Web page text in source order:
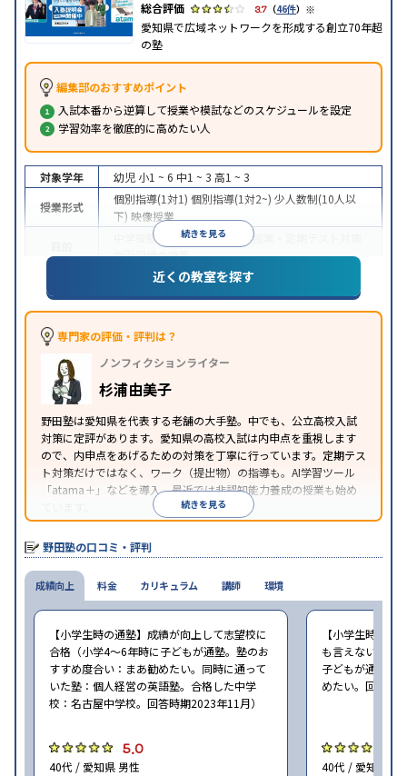
3.7 （46件） ※
愛知県で広域ネットワークを形成する創立70年超
の塾
編集部のおすすめポイント
入試本番から逆算して授業や模試などのスケジュールを設定
学習効率を徹底的に高めたい人
続きを見る
対象学年 幼児 小1 ~ 6 中1 ~ 3 高1 ~ 3
授業形式
個別指導(1対1) 個別指導(1対2~) 少人数制(10人以
下) 映像授業
中学受験 高校受験大学受験
授業・定期テスト対策
学習習慣の定着
授業の振替可能学習にPC・タブレットを利用
※2023年10月調査。小学校高学年の集団塾アンケート調査方法を参照
近くの教室を探す
専門家の評価・評判は？
ノンフィクションライター
杉浦由美子
野田塾は愛知県を代表する老舗の大手塾。中でも、公立高校入試
対策に定評があります。愛知県の高校入試は内申点を重視します
ので、内申点をあげるための対策を丁寧に行っています。定期テス
ト対策だけではなく、ワーク（提出物）の指導も。AI学習ツール
「atama＋」などを導入。最近では非認知能力養成の授業も始め
続きを見る
野田塾の口コミ・評判
成績向上
【小学生時の通塾】成績が向上して志望校に
合格（小学4〜6年時に子どもが通塾。塾のお
すすめ度合い：まあ勧めたい。同時に通って
いた塾：個人経営の英語塾。合格した中学
校：名古屋中学校。回答時期2023年11月）
5.0
40代 / 愛知県 男性
【小学生時の通
も言えないが、
子どもが通塾。
めたい。回答時
40代 / 愛知県 女
料金 カリキュラム 講師 環境